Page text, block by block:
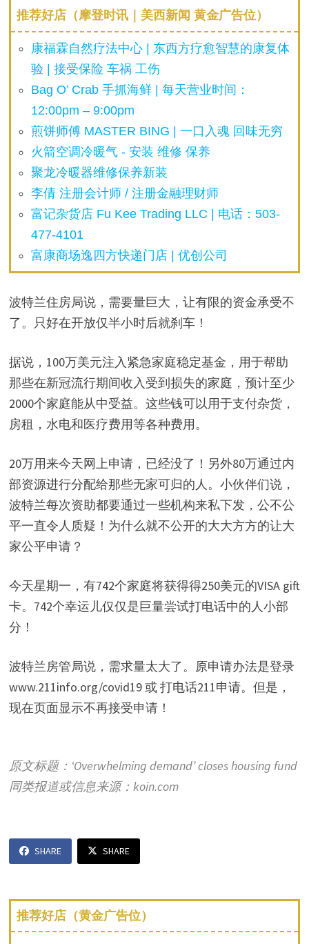
推荐好店（摩登时讯｜美西新闻 黄金广告位）
康福霖自然疗法中心 | 东西方疗愈智慧的康复体
验 | 接受保险 车祸 工伤
Bag O’ Crab 手抓海鲜 | 每天营业时间：
12:00pm – 9:00pm
煎饼师傅 MASTER BING | 一口入魂 回味无穷
火箭空调冷暖气 - 安装 维修 保养
聚龙冷暖器维修保养新装
李倩 注册会计师 / 注册金融理财师
富记杂货店 Fu Kee Trading LLC | 电话：503-
477-4101
富康商场逸四方快递门店 | 优创公司
波特兰住房局说，需要量巨大，让有限的资金承受不
了。只好在开放仅半小时后就刹车！
据说，100万美元注入紧急家庭稳定基金，用于帮助
那些在新冠流行期间收入受到损失的家庭，预计至少
2000个家庭能从中受益。这些钱可以用于支付杂货，
房租，水电和医疗费用等各种费用。
20万用来今天网上申请，已经没了！另外80万通过内
部资源进行分配给那些无家可归的人。小伙伴们说，
波特兰每次资助都要通过一些机构来私下发，公不公
平一直令人质疑！为什么就不公开的大大方方的让大
家公平申请？
今天星期一，有742个家庭将获得得250美元的VISA gift
卡。742个幸运儿仅仅是巨量尝试打电话中的人小部
分！
波特兰房管局说，需求量太大了。原申请办法是登录
www.211info.org/covid19 或 打电话211申请。但是，
现在页面显示不再接受申请！
原文标题：‘Overwhelming demand’ closes housing fund
同类报道或信息来源：koin.com
SHARE SHARE
推荐好店（黄金广告位）